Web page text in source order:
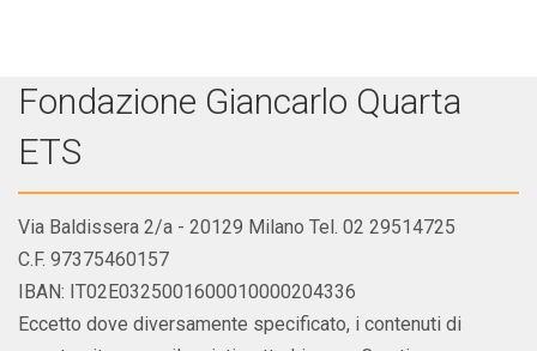
Fondazione Giancarlo Quarta
ETS
Via Baldissera 2/a - 20129 Milano Tel. 02 29514725
C.F. 97375460157
IBAN: IT02E0325001600010000204336
Eccetto dove diversamente specificato, i contenuti di